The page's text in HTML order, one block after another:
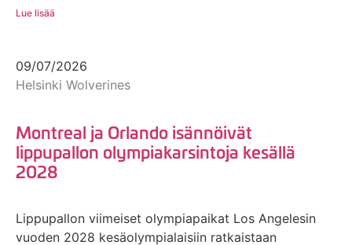
Lue lisää
09/07/2026
Helsinki Wolverines
Montreal ja Orlando isännöivät
lippupallon olympiakarsintoja kesällä
2028
Lippupallon viimeiset olympiapaikat Los Angelesin
vuoden 2028 kesäolympialaisiin ratkaistaan